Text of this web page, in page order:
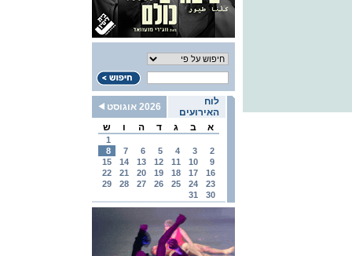
לוח
האירועים
2026 אוגוסט
א
ב ג ד ה ו ש
1
2
3
4
5
6
7
8
9
10
11
12
13
14
15
16
17
18
19
20
21
22
23
24
25
26
27
28
29
30
31